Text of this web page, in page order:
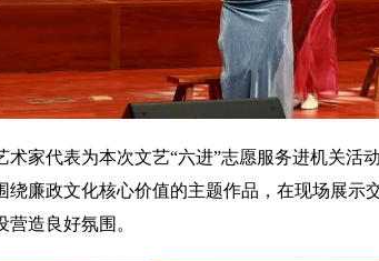
代表为本次文艺“六进”志愿服务进机关活
绕廉政文化核心价值的主题作品，在现场展示
营造良好氛围。